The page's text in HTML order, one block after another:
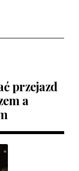
przejazd
a